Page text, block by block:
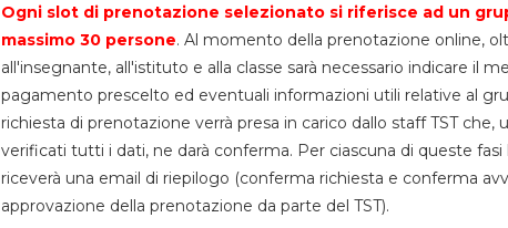
Ogni slot di prenotazione selezionato si riferisce ad un
massimo 30 persone. Al momento della prenotazione online,
all'insegnante, all'istituto e alla classe sarà necessario indicare il
pagamento prescelto ed eventuali informazioni utili relative al
richiesta di prenotazione verrà presa in carico dallo staff TST che,
verificati tutti i dati, ne darà conferma. Per ciascuna di queste
riceverà una email di riepilogo (conferma richiesta e conferma
approvazione della prenotazione da parte del TST).